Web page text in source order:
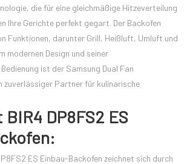
die für eine gleichmäßige Hitzeverteilung
Ihre Gerichte perfekt gegart. Der Backofen
Funktionen, darunter Grill, Heißluft, Umluft und
modernen Design und seiner
ist der Samsung Dual Fan
zuverlässiger Partner für kulinarische
DP8FS2 ES
ES Einbau-Backofen zeichnet sich durch